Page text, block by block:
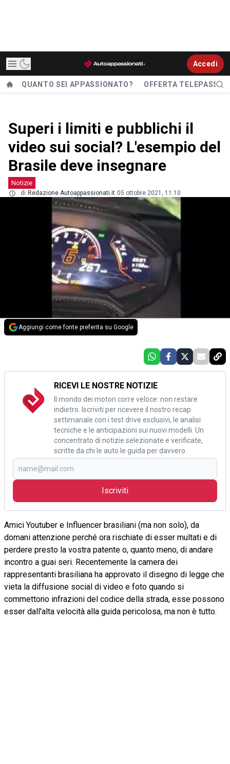
Accedi
QUANTO SEI APPASSIONATO? OFFERTA TELEPASS
Superi i limiti e pubblichi il
video sui social? L'esempio del
Brasile deve insegnare
Notizie
di Redazione Autoappassionati.it 05 ottobre 2021, 11.10
Aggiungi come fonte preferita su Google
RICEVI LE NOSTRE NOTIZIE
Il mondo dei motori corre veloce: non restare
indietro. Iscriviti per ricevere il nostro recap
settimanale con i test drive esclusivi, le analisi
tecniche e le anticipazioni sui nuovi modelli. Un
concentrato di notizie selezionate e verificate,
scritte da chi le auto le guida per davvero.
Iscriviti
Amici Youtuber e Influencer brasiliani (ma non solo), da
domani attenzione perché ora rischiate di esser multati e di
perdere presto la vostra patente o, quanto meno, di andare
incontro a guai seri. Recentemente la camera dei
rappresentanti brasiliana ha approvato il disegno di legge che
vieta la diffusione social di video e foto quando si
commettono infrazioni del codice della strada, esse possono
esser dall'alta velocità alla guida pericolosa, ma non è tutto.